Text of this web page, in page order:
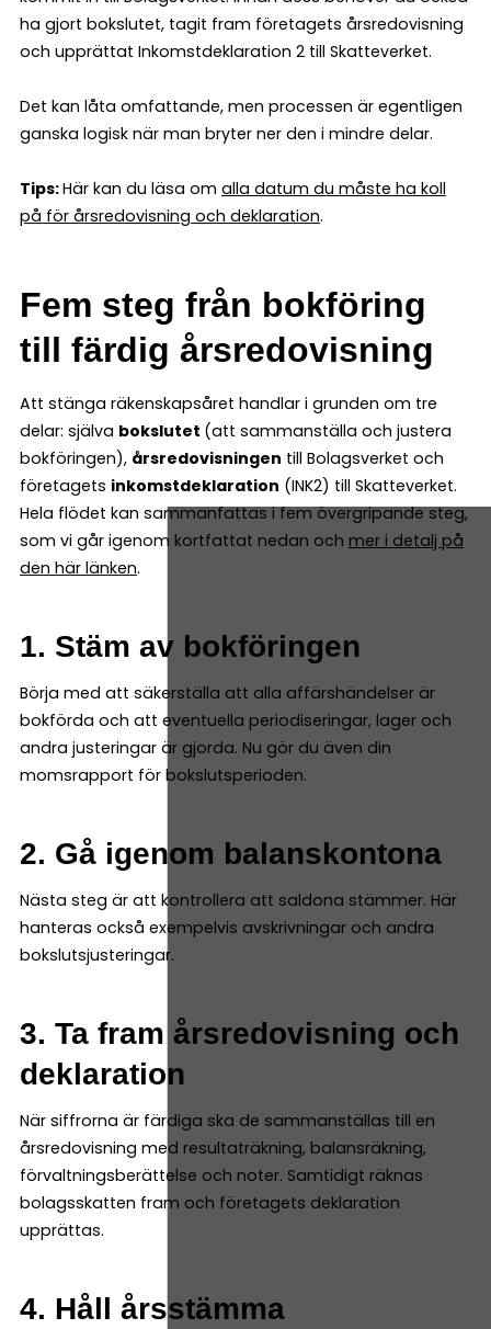
ha gjort bokslutet, tagit fram företagets årsredovisning
och upprättat Inkomstdeklaration 2 till Skatteverket.
Det kan låta omfattande, men processen är egentligen
ganska logisk när man bryter ner den i mindre delar.
Tips:Här kan du läsa om alla datum du måste ha koll
på för årsredovisning och deklaration.
Fem steg från bokföring
till färdig årsredovisning
Att stänga räkenskapsåret handlar i grunden om tre
delar: själva bokslutet (att sammanställa och justera
bokföringen), årsredovisningen till Bolagsverket och
företagets inkomstdeklaration (INK2) till Skatteverket.
Hela flödet kan sammanfattas i fem övergripande steg,
som vi går igenom kortfattat nedan och mer i detalj på
den här länken.
1. Stäm av bokföringen
Börja med att säkerställa att alla affärshändelser är
bokförda och att eventuella periodiseringar, lager och
andra justeringar är gjorda. Nu gör du även din
momsrapport för bokslutsperioden.
2. Gå igenom balanskontona
Nästa steg är att kontrollera att saldona stämmer. Här
hanteras också exempelvis avskrivningar och andra
bokslutsjusteringar.
3. Ta fram årsredovisning och
deklaration
När siffrorna är färdiga ska de sammanställas till en
årsredovisning med resultaträkning, balansräkning,
förvaltningsberättelse och noter. Samtidigt räknas
bolagsskatten fram och företagets deklaration
upprättas.
4. Håll årsstämma